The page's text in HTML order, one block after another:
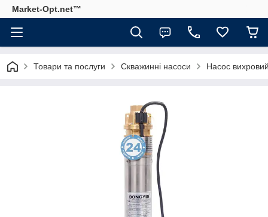
Market-Opt.net™
Товари та послуги Скважинні насоси Насос